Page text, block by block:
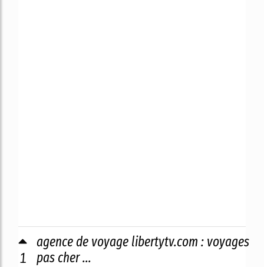
1
agence de voyage libertytv.com : voyages
pas cher ...